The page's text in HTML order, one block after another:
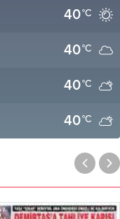
40°C
40°C
40°C
40°C